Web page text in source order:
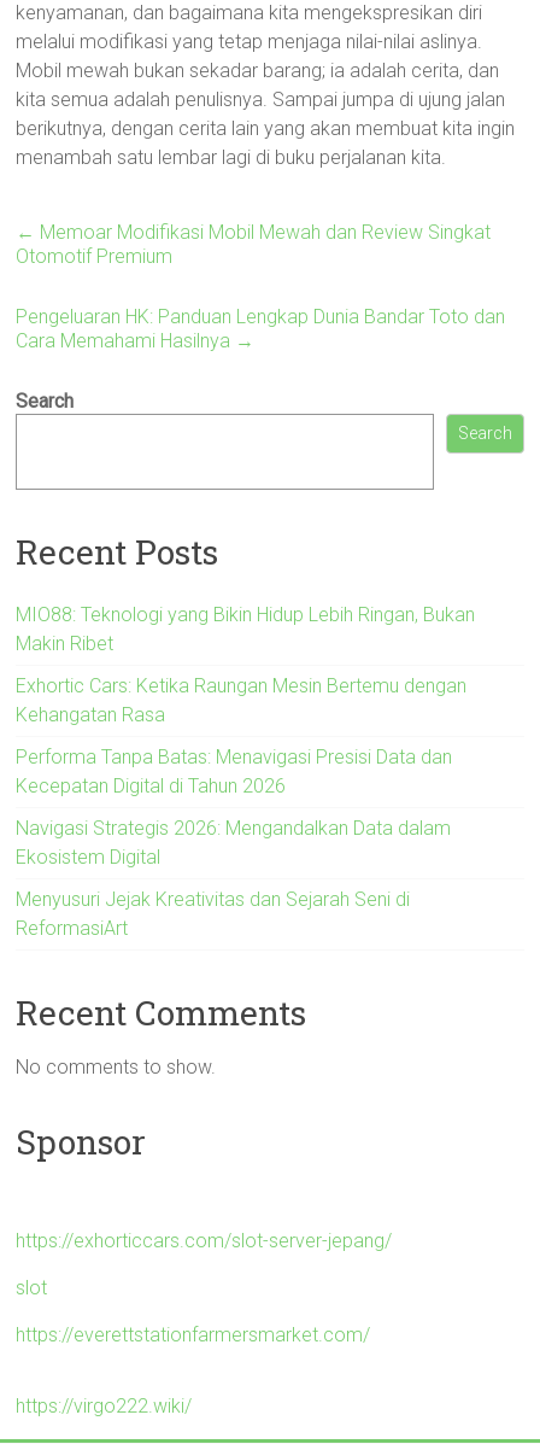
kenyamanan, dan bagaimana kita mengekspresikan diri
melalui modifikasi yang tetap menjaga nilai-nilai aslinya.
Mobil mewah bukan sekadar barang; ia adalah cerita, dan
kita semua adalah penulisnya. Sampai jumpa di ujung jalan
berikutnya, dengan cerita lain yang akan membuat kita ingin
menambah satu lembar lagi di buku perjalanan kita.
← Memoar Modifikasi Mobil Mewah dan Review Singkat
Otomotif Premium
Pengeluaran HK: Panduan Lengkap Dunia Bandar Toto dan
Cara Memahami Hasilnya →
Search
Search
Recent Posts
MIO88: Teknologi yang Bikin Hidup Lebih Ringan, Bukan
Makin Ribet
Exhortic Cars: Ketika Raungan Mesin Bertemu dengan
Kehangatan Rasa
Performa Tanpa Batas: Menavigasi Presisi Data dan
Kecepatan Digital di Tahun 2026
Navigasi Strategis 2026: Mengandalkan Data dalam
Ekosistem Digital
Menyusuri Jejak Kreativitas dan Sejarah Seni di
ReformasiArt
Recent Comments
No comments to show.
Sponsor
https://exhorticcars.com/slot-server-jepang/
slot
https://everettstationfarmersmarket.com/
https://virgo222.wiki/